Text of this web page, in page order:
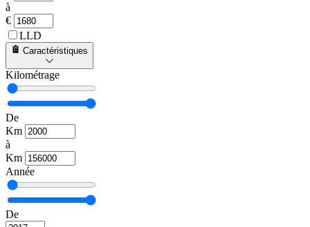
à
€
LLD
Caractéristiques
Kilométrage
De
Km
à
Km
Année
De